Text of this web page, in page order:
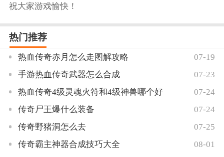
祝大家游戏愉快！
热门推荐
热血传奇赤月怎么走图解攻略
07-19
手游热血传奇武器怎么合成
07-23
热血传奇4级灵魂火符和4级神兽哪个好
07-24
传奇尸王爆什么装备
07-24
传奇野猪洞怎么去
07-25
传奇霸主神器合成技巧大全
08-01